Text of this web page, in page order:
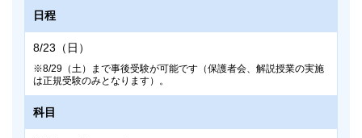
日程
8/23（日）
8/29（土）まで事後受験が可能です（保護者会、解説授業の実施
は正規受験のみとなります）。
科目